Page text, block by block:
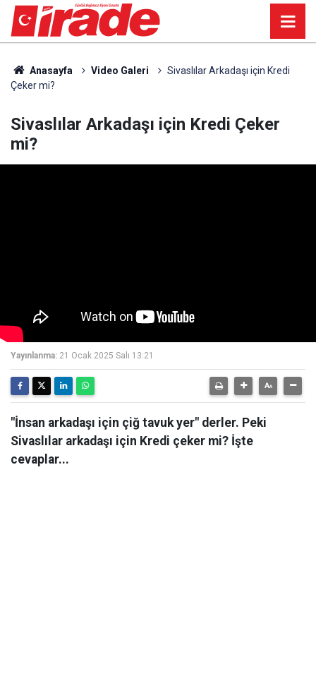
Anasayfa Video Galeri
Sivaslılar Arkadaşı için Kredi
Çeker mi?
Sivaslılar Arkadaşı için Kredi Çeker
mi?
Yayınlanma: 21 Ocak 2025 Salı 13:21
"İnsan arkadaşı için çiğ tavuk yer" derler. Peki
Sivaslılar arkadaşı için Kredi çeker mi? İşte
cevaplar...